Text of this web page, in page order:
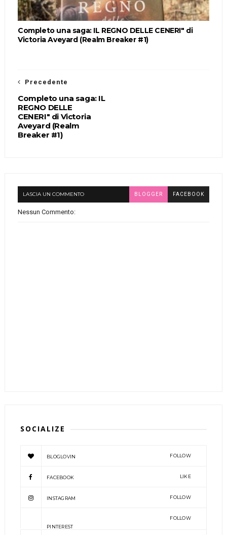
Completo una saga: IL REGNO DELLE CENERI" di
Victoria Aveyard (Realm Breaker #1)
Precedente
Completo una saga: IL
REGNO DELLE
CENERI" di Victoria
Aveyard (Realm
Breaker #1)
LASCIA UN COMMENTO BLOGGER FACEBOOK
Nessun Commento:
SOCIALIZE
BLOGLOVIN FOLLOW
FACEBOOK LIKE
INSTAGRAM FOLLOW
PINTEREST
FOLLOW